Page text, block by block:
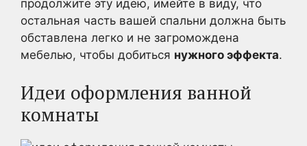
продолжите эту идею, имейте в виду, что
остальная часть вашей спальни должна быть
обставлена легко и не загромождена
мебелью, чтобы добиться нужного эффекта.
Идеи оформления ванной
комнаты